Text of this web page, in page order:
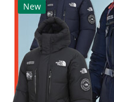
New